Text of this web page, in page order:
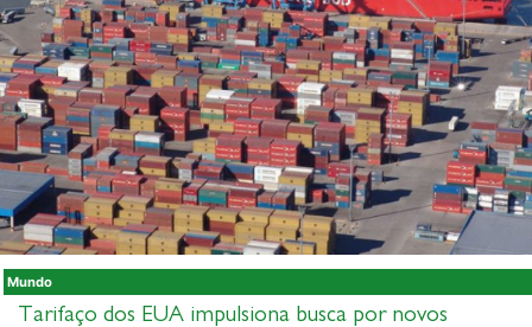
Mundo
Tarifaço dos EUA impulsiona busca por novos